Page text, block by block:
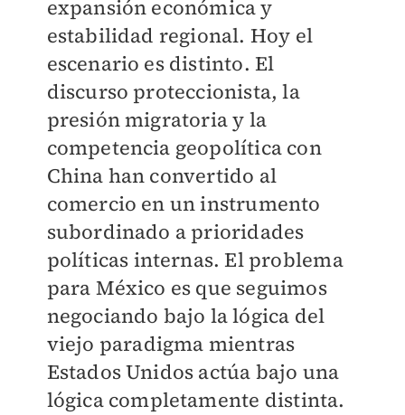
expansión económica y
estabilidad regional. Hoy el
escenario es distinto. El
discurso proteccionista, la
presión migratoria y la
competencia geopolítica con
China han convertido al
comercio en un instrumento
subordinado a prioridades
políticas internas. El problema
para México es que seguimos
negociando bajo la lógica del
viejo paradigma mientras
Estados Unidos actúa bajo una
lógica completamente distinta.